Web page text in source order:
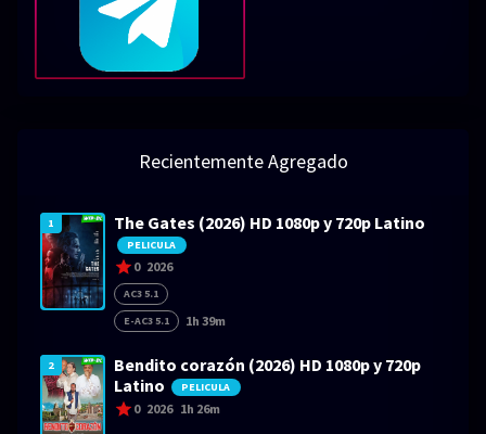
Recientemente Agregado
1 The Gates (2026) HD 1080p y 720p Latino
PELICULA
0 2026
AC3 5.1
E-AC3 5.1
1h 39m
2
Bendito corazón (2026) HD 1080p y 720p
Latino
PELICULA
0 2026 1h 26m